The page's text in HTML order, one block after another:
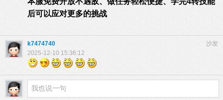
后可以应对更多的挑战
沙发
k7474740
2025-12-10 15:36:12